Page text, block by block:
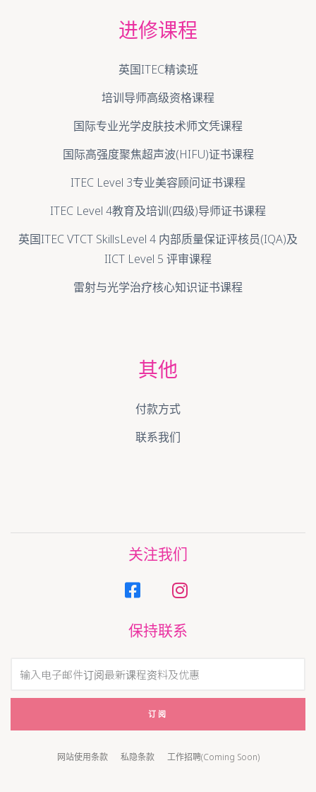
进修课程
英国ITEC精读班
培训导师高级资格课程
国际专业光学皮肤技术师文凭课程
国际高强度聚焦超声波(HIFU)证书课程
ITEC Level 3专业美容顾问证书课程
ITEC Level 4教育及培训(四级)导师证书课程
英国ITEC VTCT SkillsLevel 4 内部质量保证评核员(IQA)及
IICT Level 5 评审课程
雷射与光学治疗核心知识证书课程
其他
付款方式
联系我们
关注我们
保持联系
订阅
网站使用条款 私隐条款 工作招聘(Coming Soon)